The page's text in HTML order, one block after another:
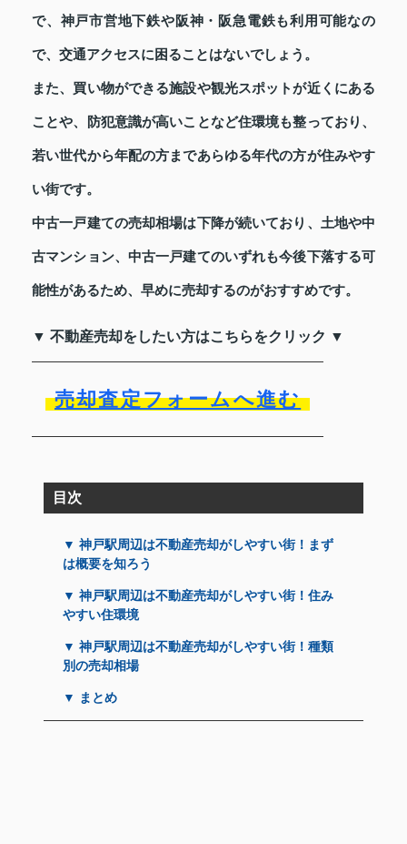
で、神戸市営地下鉄や阪神・阪急電鉄も利用可能なの
で、交通アクセスに困ることはないでしょう。
また、買い物ができる施設や観光スポットが近くにある
ことや、防犯意識が高いことなど住環境も整っており、
若い世代から年配の方まであらゆる年代の方が住みやす
い街です。
中古一戸建ての売却相場は下降が続いており、土地や中
古マンション、中古一戸建てのいずれも今後下落する可
能性があるため、早めに売却するのがおすすめです。
▼ 不動産売却をしたい方はこちらをクリック ▼
売却査定フォームへ進む
目次
▼ 神戸駅周辺は不動産売却がしやすい街！まず
は概要を知ろう
▼ 神戸駅周辺は不動産売却がしやすい街！住み
やすい住環境
▼ 神戸駅周辺は不動産売却がしやすい街！種類
別の売却相場
▼ まとめ